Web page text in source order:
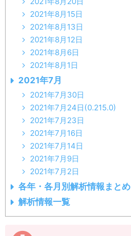
2021年8月15日
2021年8月13日
2021年8月12日
2021年8月6日
2021年8月1日
2021年7月
2021年7月30日
2021年7月24日(0.215.0)
2021年7月23日
2021年7月16日
2021年7月14日
2021年7月9日
2021年7月2日
各年・各月別解析情報まとめ
解析情報一覧